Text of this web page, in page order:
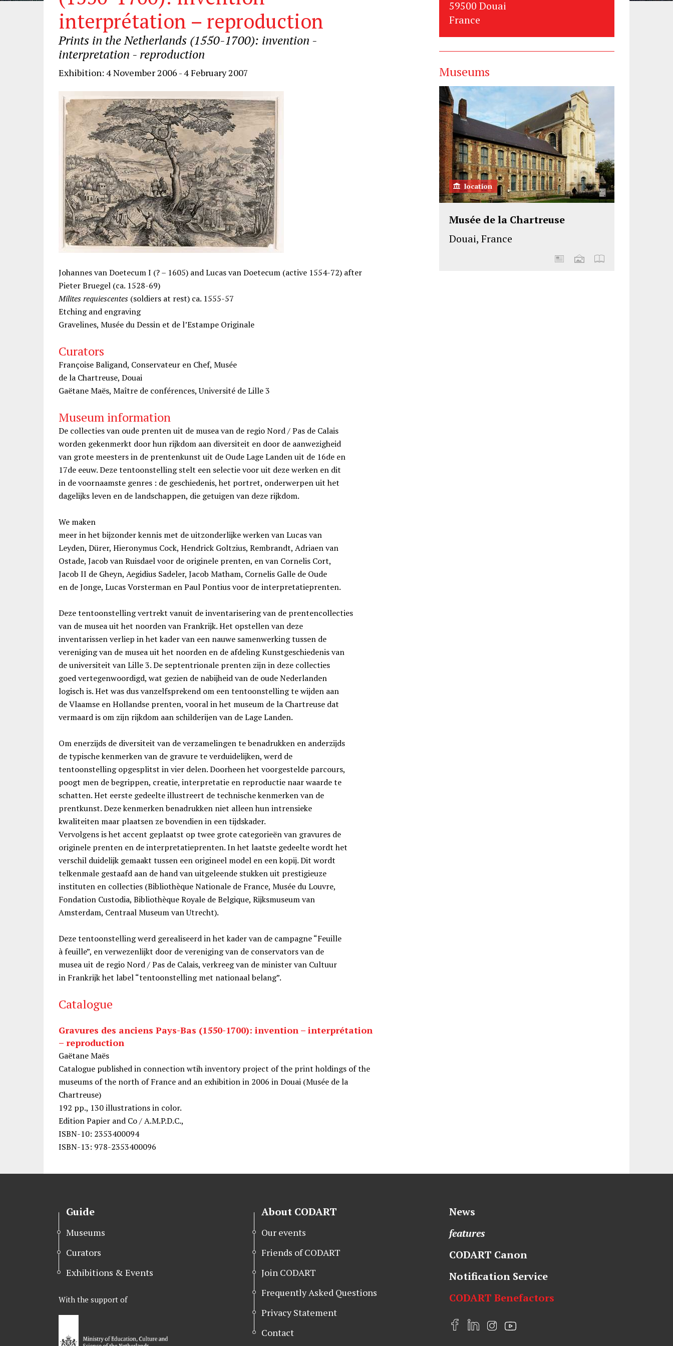
interprétation – reproduction
Prints in the Netherlands (1550-1700): invention -
interpretation - reproduction
Exhibition: 4 November 2006 - 4 February 2007
Johannes van Doetecum I (? – 1605) and Lucas van Doetecum (active 1554-72) after
Pieter Bruegel (ca. 1528-69)
Milites requiescentes (soldiers at rest) ca. 1555-57
Etching and engraving
Gravelines, Musée du Dessin et de l’Estampe Originale
Curators
Françoise Baligand, Conservateur en Chef, Musée
de la Chartreuse, Douai
Gaëtane Maës, Maître de conférences, Université de Lille 3
Museum information
De collecties van oude prenten uit de musea van de regio Nord / Pas de Calais
worden gekenmerkt door hun rijkdom aan diversiteit en door de aanwezigheid
van grote meesters in de prentenkunst uit de Oude Lage Landen uit de 16de en
17de eeuw. Deze tentoonstelling stelt een selectie voor uit deze werken en dit
in de voornaamste genres : de geschiedenis, het portret, onderwerpen uit het
dagelijks leven en de landschappen, die getuigen van deze rijkdom.
We maken
meer in het bijzonder kennis met de uitzonderlijke werken van Lucas van
Leyden, Dürer, Hieronymus Cock, Hendrick Goltzius, Rembrandt, Adriaen van
Ostade, Jacob van Ruisdael voor de originele prenten, en van Cornelis Cort,
Jacob II de Gheyn, Aegidius Sadeler, Jacob Matham, Cornelis Galle de Oude
en de Jonge, Lucas Vorsterman en Paul Pontius voor de interpretatieprenten.
Deze tentoonstelling vertrekt vanuit de inventarisering van de prentencollecties
van de musea uit het noorden van Frankrijk. Het opstellen van deze
inventarissen verliep in het kader van een nauwe samenwerking tussen de
vereniging van de musea uit het noorden en de afdeling Kunstgeschiedenis van
de universiteit van Lille 3. De septentrionale prenten zijn in deze collecties
goed vertegenwoordigd, wat gezien de nabijheid van de oude Nederlanden
logisch is. Het was dus vanzelfsprekend om een tentoonstelling te wijden aan
de Vlaamse en Hollandse prenten, vooral in het museum de la Chartreuse dat
vermaard is om zijn rijkdom aan schilderijen van de Lage Landen.
Om enerzijds de diversiteit van de verzamelingen te benadrukken en anderzijds
de typische kenmerken van de gravure te verduidelijken, werd de
tentoonstelling opgesplitst in vier delen. Doorheen het voorgestelde parcours,
poogt men de begrippen, creatie, interpretatie en reproductie naar waarde te
schatten. Het eerste gedeelte illustreert de technische kenmerken van de
prentkunst. Deze kenmerken benadrukken niet alleen hun intrensieke
kwaliteiten maar plaatsen ze bovendien in een tijdskader.
Vervolgens is het accent geplaatst op twee grote categorieën van gravures de
originele prenten en de interpretatieprenten. In het laatste gedeelte wordt het
verschil duidelijk gemaakt tussen een origineel model en een kopij. Dit wordt
telkenmale gestaafd aan de hand van uitgeleende stukken uit prestigieuze
instituten en collecties (Bibliothèque Nationale de France, Musée du Louvre,
Fondation Custodia, Bibliothèque Royale de Belgique, Rijksmuseum van
Amsterdam, Centraal Museum van Utrecht).
Deze tentoonstelling werd gerealiseerd in het kader van de campagne “Feuille
à feuille”, en verwezenlijkt door de vereniging van de conservators van de
musea uit de regio Nord / Pas de Calais, verkreeg van de minister van Cultuur
in Frankrijk het label “tentoonstelling met nationaal belang”.
Catalogue
Gravures des anciens Pays-Bas (1550-1700): invention – interprétation
– reproduction
Gaëtane Maës
Catalogue published in connection wtih inventory project of the print holdings of the
museums of the north of France and an exhibition in 2006 in Douai (Musée de la
Chartreuse)
192 pp., 130 illustrations in color.
Edition Papier and Co / A.M.P.D.C.,
ISBN-10: 2353400094
ISBN-13: 978-2353400096
59500 Douai
France
Museums
location
Musée de la Chartreuse
Douai, France
Guide
Museums
Curators
Exhibitions & Events
With the support of
About CODART
Our events
Friends of CODART
Join CODART
Frequently Asked Questions
Privacy Statement
Contact
News
features
CODART Canon
Notification Service
CODART Benefactors
F
L
I
Y